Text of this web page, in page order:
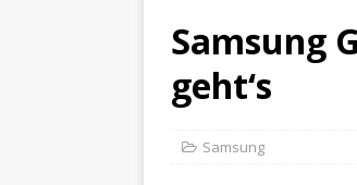
Samsung
geht‘s
Samsung